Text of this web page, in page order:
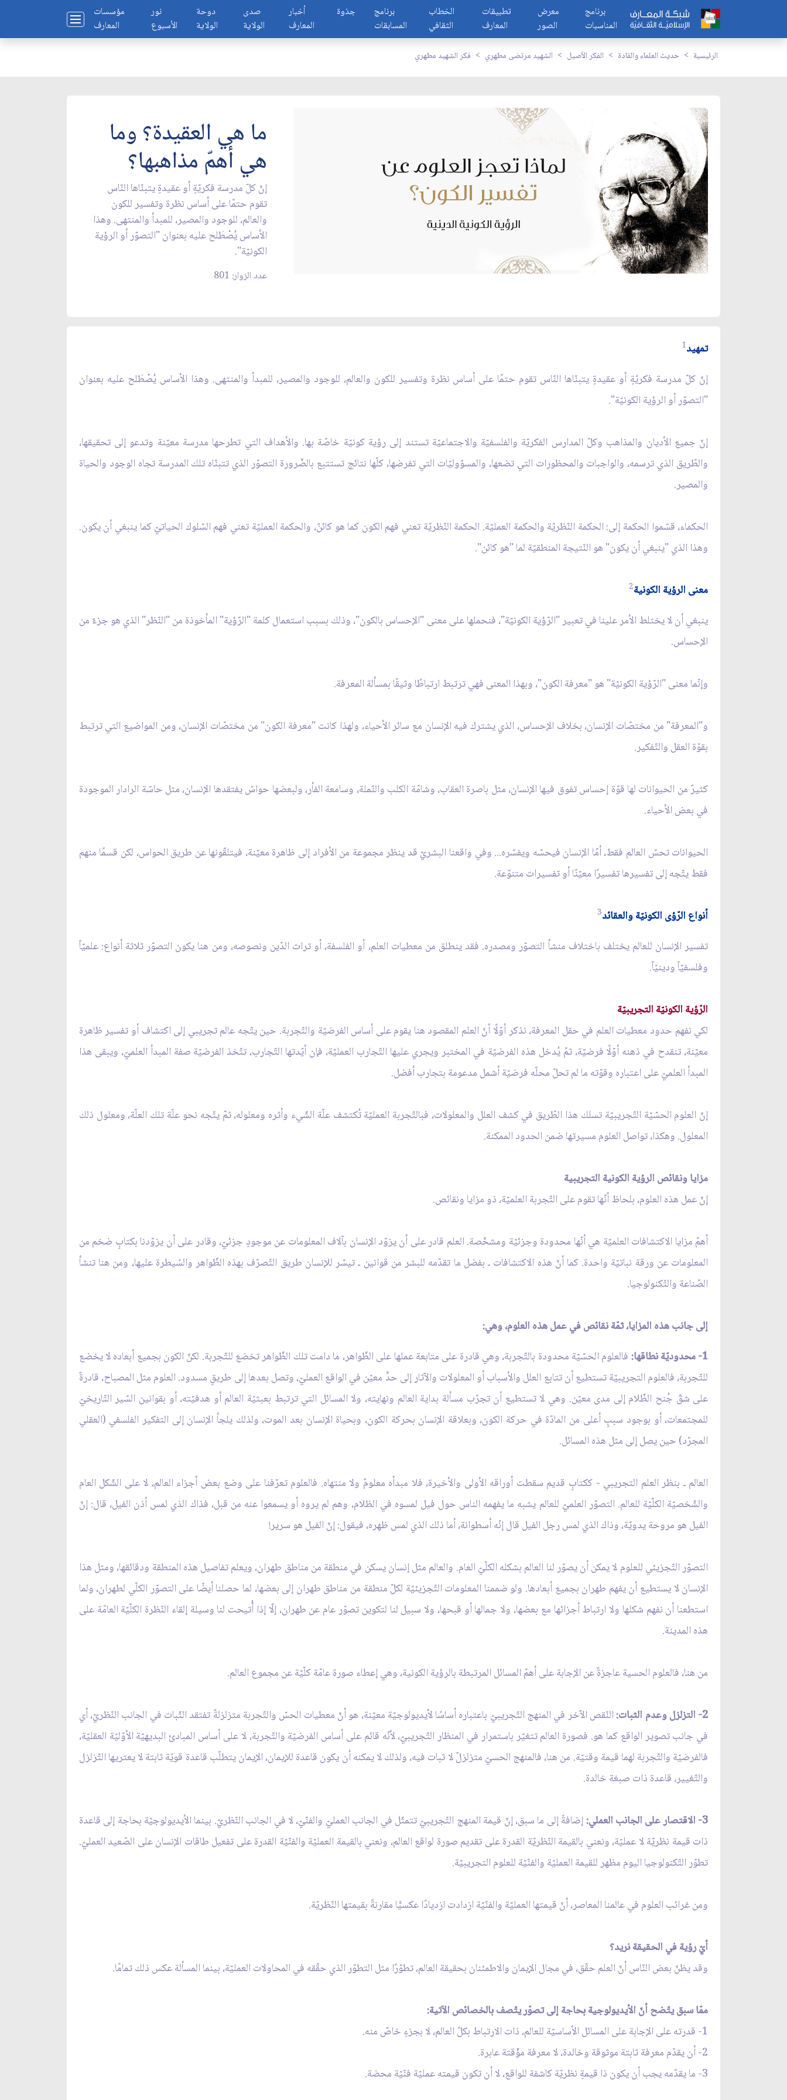
مؤسسات
المعارف
نور
الأسبوع
دوحة
الولاية
صدى
الولاية
أخبار
المعارف
جذوة
برنامج
المسابقات
الخطاب
الثقافي
تطبيقات
المعارف
معرض
الصور
برنامج
المناسبات
الرئيسية حديث العلماء والقادة الفكر الأصيل الشهيد مرتضى مطهري فكر الشهيد مطهري
ما هي العقيدة؟ وما
هي أهمّ مذاهبها؟
إنّ كلّ مدرسة فكريّةٍ أو عقيدةٍ يتبنّاها النّاس
تقوم حتمًا على أساس نظرة وتفسير للكون
والعالم، للوجود والمصير، للمبدأ والمنتهى. وهذا
الأساس يُصْطَلح عليه بعنوان "التصوّر أو الرؤية
الكونيّة".
عدد الزوار: 801
تمهيد1
إنّ كلّ مدرسة فكريّةٍ أو عقيدةٍ يتبنّاها النّاس تقوم حتمًا على أساس نظرة وتفسير للكون والعالم، للوجود والمصير، للمبدأ والمنتهى. وهذا الأساس يُصْطَلح عليه بعنوان
"التصوّر أو الرؤية الكونيّة".
إنّ جميع الأديان والمذاهب وكلّ المدارس الفكريّة والفلسفيّة والاجتماعيّة تستند إلى رؤية كونيّة خاصّة بها. والأهداف التي تطرحها مدرسة معيّنة وتدعو إلى تحقيقها،
والطّريق الذي ترسمه، والواجبات والمحظورات التي تضعها، والمسؤوليّات التي تفرضها، كلّها نتائج تستتبع بالضّرورة التصوّر الذي تتبنّاه تلك المدرسة تجاه الوجود والحياة
والمصير.
الحكماء، قسّموا الحكمة إلى: الحكمة النّظريّة والحكمة العمليّة. الحكمة النّظريّة تعني فهم الكون كما هو كائنٌ، والحكمة العمليّة تعني فهم السّلوك الحياتيّ كما ينبغي أن يكون.
وهذا الذي "ينبغي أن يكون" هو النّتيجة المنطقيّة لما "هو كائن".
معنى الرؤية الكونية2
ينبغي أن لا يختلط الأمر علينا في تعبير "الرّؤية الكونيّة"، فنحملها على معنى "الإحساس بالكون"، وذلك بسبب استعمال كلمة "الرّؤية" المأخوذة من "النّظر" الذي هو جزءٌ من
الإحساس.
وإنّما معنى "الرّؤية الكونيّة" هو "معرفة الكون"، وبهذا المعنى فهي ترتبط ارتباطًا وثيقًا بمسألة المعرفة.
و"المعرفة" من مختصّات الإنسان، بخلاف الإحساس، الذي يشترك فيه الإنسان مع سائر الأحياء، ولهذا كانت "معرفة الكون" من مختصّات الإنسان، ومن المواضيع التي ترتبط
بقوّة العقل والتّفكير.
كثيرٌ من الحيوانات لها قوّة إحساس تفوق فيها الإنسان، مثل باصرة العقاب، وشامّة الكلب والنّملة، وسامعة الفأر، ولبعضها حواسّ يفتقدها الإنسان، مثل حاسّة الرادار الموجودة
في بعض الأحياء.
الحيوانات تحسّ العالم فقط، أمّا الإنسان فيحسّه ويفسّره... وفي واقعنا البشريّ قد ينظر مجموعة من الأفراد إلى ظاهرة معيّنة، فيتلقّونها عن طريق الحواس، لكن قسمًا منهم
فقط يتّجه إلى تفسيرها تفسيرًا معيّنًا أو تفسيرات متنوّعة.
أنواع الرّؤى الكونيّة والعقائد3
تفسير الإنسان للعالم يختلف باختلاف منشأ التصوّر ومصدره. فقد ينطلق من معطيات العلم، أو الفلسفة، أو تراث الدّين ونصوصه، ومن هنا يكون التصوّر ثلاثة أنواع: علميّاً
وفلسفيّاً ودينيّاً.
الرّؤية الكونيّة التجريبيّة
لكي نفهم حدود معطيات العلم في حقل المعرفة، نذكر أوّلًا أنّ العلم المقصود هنا يقوم على أساس الفرضيّة والتّجربة. حين يتّجه عالم تجريبي إلى اكتشاف أو تفسير ظاهرة
معيّنة، تنقدح في ذهنه أوّلًا فرضيّة، ثمّ يُدخل هذه الفرضيّة في المختبر ويجري عليها التّجارب العمليّة، فإن أيّدتها التّجارب، تتّخذ الفرضيّة صفة المبدأ العلميّ، ويبقى هذا
المبدأ العلميّ على اعتباره وقوّته ما لم تحلّ محلّه فرضيّة أشمل مدعومة بتجارب أفضل.
إنّ العلوم الحسّيّة التّجريبيّة تسلك هذا الطّريق في كشف العلل والمعلولات، فبالتّجربة العمليّة تُكتشف علّة الشّيء وأثره ومعلوله، ثمّ يتّجه نحو علّة تلك العلّة، ومعلول ذلك
المعلول. وهكذا، تواصل العلوم مسيرتها ضمن الحدود الممكنة.
مزايا ونقائص الرؤية الكونية التجريبية
إنّ عمل هذه العلوم، بلحاظ أنّها تقوم على التّجربة العلميّة، ذو مزايا ونقائص.
أهمّ مزايا الاكتشافات العلميّة هي أنّها محدودة وجزئيّة ومشخّصة. العلم قادر على أن يزوّد الإنسان بآلاف المعلومات عن موجودٍ جزئيّ، وقادر على أن يزوّدنا بكتابٍ ضخم من
المعلومات عن ورقة نباتيّة واحدة. كما أنّ هذه الاكتشافات ـ بفضل ما تقدّمه للبشر من قوانين ـ تيسّر للإنسان طريق التّصرّف بهذه الظّواهر والسّيطرة عليها، ومن هنا تنشأ
الصّناعة والتّكنولوجيا.
إلى جانب هذه المزايا، ثمّة نقائص في عمل هذه العلوم، وهي:
1- محدوديّة نطاقها:
فالعلوم الحسّيّة محدودة بالتّجربة، وهي قادرة على متابعة عملها على الظّواهر، ما دامت تلك الظّواهر تخضع للتّجربة. لكنّ الكون بجميع أبعاده لا يخضع
للتّجربة، فالعلوم التجريبيّة تستطيع أن تتابع العلل والأسباب أو المعلولات والآثار إلى حدٍّ معيّن في الواقع العمليّ، وتصل بعدها إلى طريقٍ مسدود. العلوم مثل المصباح، قادرةٌ
على شقّ جُنح الظّلام إلى مدى معيّن. وهي لا تستطيع أن تجرّب مسألة بداية العالم ونهايته، ولا المسائل التي ترتبط بعبثيّة العالم أو هدفيّته، أو بقوانين السّير التّاريخيّ
للمجتمعات، أو بوجود سببٍ أعلى من المادّة في حركة الكون، وبعلاقة الإنسان بحركة الكون، وبحياة الإنسان بعد الموت، ولذلك يلجأ الإنسان إلى التفكير الفلسفي (العقلي
المجرّد) حين يصل إلى مثل هذه المسائل.
العالم ـ بنظر العلم التجريبي - ككتابٍ قديم سقطت أوراقه الأولى والأخيرة، فلا مبدأه معلومٌ ولا منتهاه. فالعلوم تعرّفنا على وضع بعض أجزاء العالم، لا على الشّكل العام
والشّخصيّة الكلّيّة للعالم. التصوّر العلميّ للعالم يشبه ما يفهمه الناس حول فيل لمسوه في الظلام، وهم لم يروه أو يسمعوا عنه من قبل، فذاك الذي لمس أذن الفيل، قال: إنّ
الفيل هو مروحة يدويّة، وذاك الذي لمس رجل الفيل قال إنّه أسطوانة، أما ذلك الذي لمس ظهره، فيقول: إنّ الفيل هو سرير!
التصوّر التّجزيئي للعلوم لا يمكن أن يصوّر لنا العالم بشكله الكلّيّ العام. والعالم مثل إنسان يسكن في منطقة من مناطق طهران، ويعلم تفاصيل هذه المنطقة ودقائقها، ومثل هذا
الإنسان لا يستطيع أن يفهم طهران بجميع أبعادها. ولو ضممنا المعلومات التّجزيئيّة لكلّ منطقة من مناطق طهران إلى بعضها، لما حصلنا أيضًا على التصوّر الكلّي لطهران، ولما
استطعنا أن نفهم شكلها ولا ارتباط أجزائها مع بعضها، ولا جمالها أو قبحها، ولا سبيل لنا لتكوين تصوّر عام عن طهران، إلّا إذا أُتيحت لنا وسيلة إلقاء النّظرة الكلّيّة العامّة على
هذه المدينة.
من هنا، فالعلوم الحسية عاجزةٌ عن الإجابة على أهمّ المسائل المرتبطة بالرؤية الكونية، وهي إعطاء صورة عامّة كلّيّة عن مجموع العالم.
2- التزلزل وعدم الثبات:
النّقص الآخر في المنهج التّجريبيّ باعتباره أساسًا لأيديولوجيّة معيّنة، هو أنّ معطيات الحسّ والتّجربة متزلزلةٌ تفتقد الثّبات في الجانب النّظريّ، أي
في جانب تصوير الواقع كما هو. فصورة العالم تتغيّر باستمرار في المنظار التّجريبيّ، لأنّه قائم على أساس الفرضيّة والتّجربة، لا على أساس المبادئ البديهيّة الأوّليّة العقليّة،
فالفرضيّة والتّجربة لهما قيمة وقتيّة. من هنا، فالمنهج الحسيّ متزلزلٌ لا ثبات فيه، ولذلك لا يمكنه أن يكون قاعدة للإيمان، الإيمان يتطلّب قاعدة قويّة ثابتة لا يعتريها التّزلزل
والتّغيير، قاعدة ذات صبغة خالدة.
3- الاقتصار على الجانب العملي:
إضافةً إلى ما سبق، إنّ قيمة المنهج التّجريبيّ تتمثّل في الجانب العمليّ والفنّيّ، لا في الجانب النّظريّ. بينما الأيديولوجيّة بحاجة إلى قاعدة
ذات قيمة نظريّة لا عمليّة، ونعني بالقيمة النّظريّة القدرة على تقديم صورة لواقع العالم، ونعني بالقيمة العمليّة والفنّيّة القدرة على تفعيل طاقات الإنسان على الصّعيد العمليّ.
تطوّر التّكنولوجيا اليوم مظهر للقيمة العمليّة والفنّيّة للعلوم التجريبيّة.
ومن غرائب العلوم في عالمنا المعاصر، أنّ قيمتها العمليّة والفنّيّة ازدادت ازديادًا عكسيًّا مقارنةً بقيمتها النّظريّة.
أيّ رؤية في الحقيقة نريد؟
وقد يظنّ بعض النّاس أنّ العلم حقّق، في مجال الإيمان والاطمئنان بحقيقة العالم، تطوّرًا مثل التطوّر الذي حقّقه في المحاولات العمليّة، بينما المسألة عكس ذلك تمامًا.
ممّا سبق يتّضح أنّ الأيديولوجية بحاجة إلى تصوّر يتّصف بالخصائص الآتية:
1- قدرته على الإجابة على المسائل الأساسيّة للعالم، ذات الارتباط بكلّ العالم، لا بجزءٍ خاصّ منه.
2- أن يقدّم معرفة ثابتة موثوقة وخالدة، لا معرفة مؤّقتة عابرة.
3- ما يقدّمه يجب أن يكون ذا قيمةٍ نظريّة كاشفة للواقع، لا أن تكون قيمته عمليّة فنّيّة محضة.